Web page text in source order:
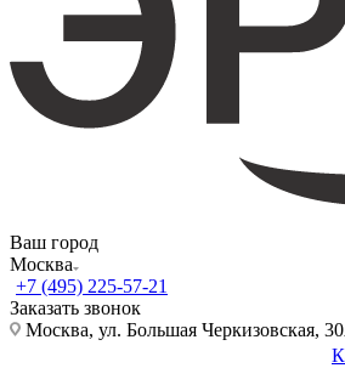
Ваш город
Москва
+7 (495) 225-57-21
Заказать звонок
Москва, ул. Большая Черкизовская,